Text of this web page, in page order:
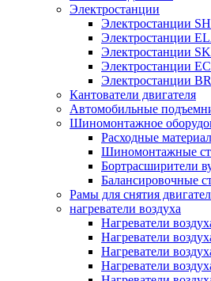
Электростанции
Электростанции
Электростанции
Электростанции
Электростанции
Электростанции
Кантователи двигателя
Автомобильные
Шиномонтажное
Расходные
Шиномонтажные
Бортрасширители
Балансировочные
Рамы для снятия
нагреватели воздуха
Нагреватели
Нагреватели
Нагреватели
Нагреватели